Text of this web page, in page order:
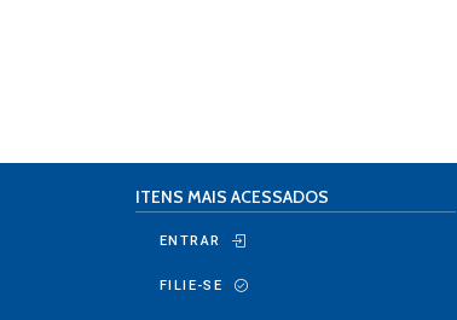
ITENS MAIS ACESSADOS
ENTRAR
FILIE-SE